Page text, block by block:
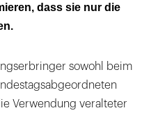
dass sie nur die
sowohl beim
Verwendung veralteter